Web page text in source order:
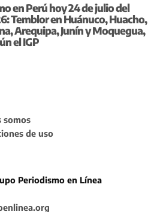
en Perú hoy 24 de julio del
Temblor en Huánuco, Huacho,
Arequipa, Junín y Moquegua,
el IGP
somos
de uso
Periodismo en Línea